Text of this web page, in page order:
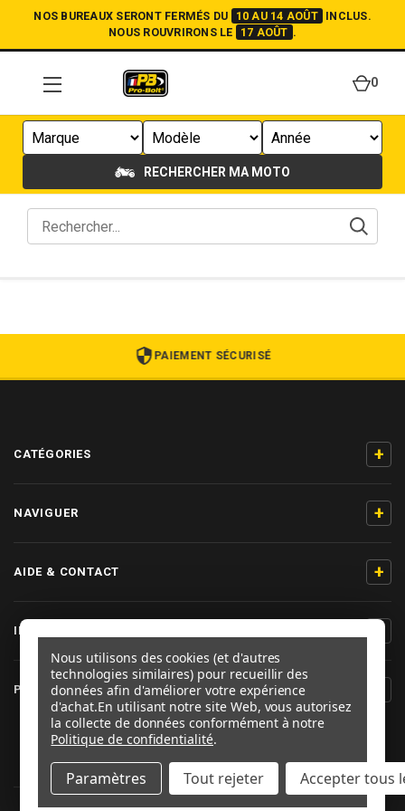
NOS BUREAUX SERONT FERMÉS DU 10 AU 14 AOÛT
INCLUS.
NOUS ROUVRIRONS LE
17 AOÛT .
0
RECHERCHER MA MOTO
PAIEMENT SÉCURISÉ
CATÉGORIES +
NAVIGUER +
AIDE & CONTACT +
INFORMATIONS PRODUIT
PRO-BOLT FRANCE
SUIVEZ-NOUS
Nous utilisons des cookies (et d'autres
technologies similaires) pour recueillir des
données afin d'améliorer votre expérience
d'achat.En utilisant notre site Web, vous autorisez
la collecte de données conformément à notre
Politique de confidentialité.
Paramètres Tout rejeter Accepter tous